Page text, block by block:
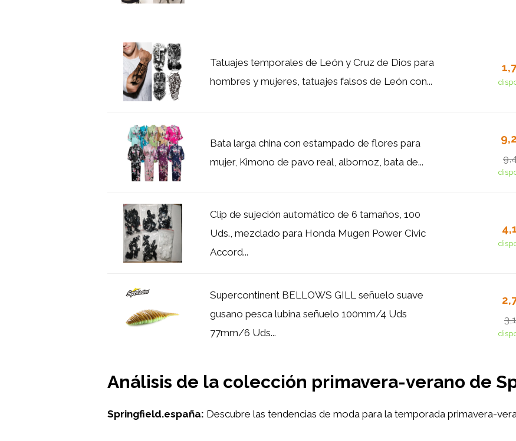
Tatuajes temporales de León y Cruz de Dios para
hombres y mujeres, tatuajes falsos de León con...
Bata larga china con estampado de flores para
mujer, Kimono de pavo real, albornoz, bata de...
Clip de sujeción automático de 6 tamaños, 100
Uds., mezclado para Honda Mugen Power Civic
Accord...
Supercontinent BELLOWS GILL señuelo suave
gusano pesca lubina señuelo 100mm/4 Uds
77mm/6 Uds...
Análisis de la colección primavera-verano de
Springfield.españa: Descubre las tendencias de moda para la temporada primavera-